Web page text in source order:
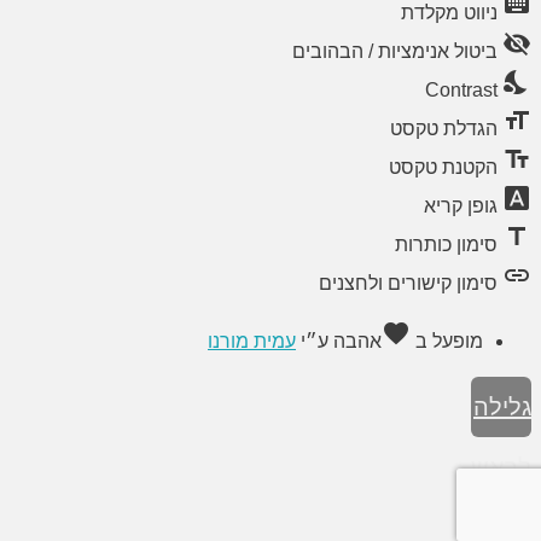
ניווט מקלדת
visibility_off ביטול אנימציות / הבהובים
nights_stay
Contrast
format_size הגדלת טקסט
text_fields הקטנת טקסט
font_download גופן קריא
title סימון כותרות
link סימון קישורים ולחצנים
מופעל ב favoriteאהבה ע״י עמית מורנו
גלילה
לראש